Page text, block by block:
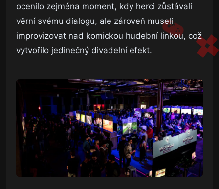
ocenilo zejména moment, kdy herci zůstávali
věrní svému dialogu, ale zároveň museli
improvizovat nad komickou hudební linkou, což
vytvořilo jedinečný divadelní efekt.